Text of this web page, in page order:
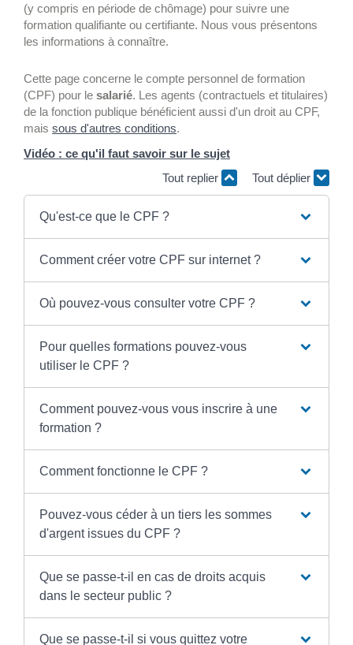
(y compris en période de chômage) pour suivre une
formation qualifiante ou certifiante. Nous vous présentons
les informations à connaître.
Cette page concerne le compte personnel de formation
(CPF) pour le salarié. Les agents (contractuels et titulaires)
de la fonction publique bénéficient aussi d'un droit au CPF,
mais sous d'autres conditions.
Vidéo : ce qu'il faut savoir sur le sujet
Tout replier
Tout déplier
Qu'est-ce que le CPF ?
Comment créer votre CPF sur internet ?
Où pouvez-vous consulter votre CPF ?
Pour quelles formations pouvez-vous
utiliser le CPF ?
Comment pouvez-vous vous inscrire à une
formation ?
Comment fonctionne le CPF ?
Pouvez-vous céder à un tiers les sommes
d'argent issues du CPF ?
Que se passe-t-il en cas de droits acquis
dans le secteur public ?
Que se passe-t-il si vous quittez votre